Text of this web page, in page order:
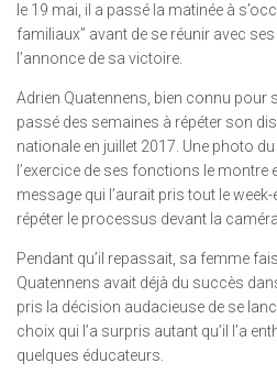
le 19 mai, il a passé la matinée à
familiaux” avant de se réunir avec
l’annonce de sa victoire.
Adrien Quatennens, bien connu pour
passé des semaines à répéter son
nationale en juillet 2017. Une photo
l’exercice de ses fonctions le montre
message qui l’aurait pris tout le
répéter le processus devant la caméra.
Pendant qu’il repassait, sa femme
Quatennens avait déjà du succès
pris la décision audacieuse de se
choix qui l’a surpris autant qu’il l’a
quelques éducateurs.